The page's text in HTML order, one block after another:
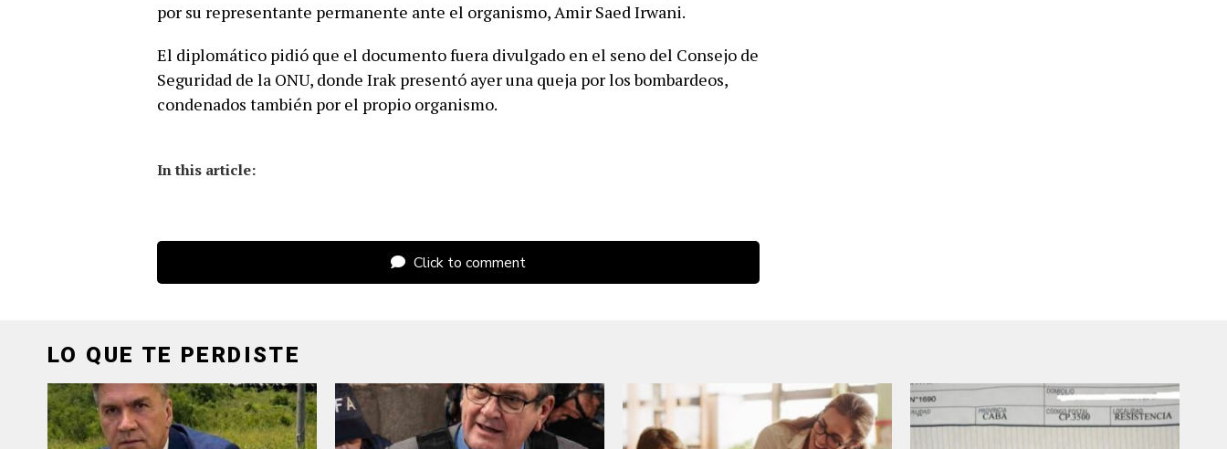
por su representante permanente ante el organismo, Amir Saed Irwani.
El diplomático pidió que el documento fuera divulgado en el seno del Consejo de
Seguridad de la ONU, donde Irak presentó ayer una queja por los bombardeos,
condenados también por el propio organismo.
In this article:
Click to comment
LO QUE TE PERDISTE